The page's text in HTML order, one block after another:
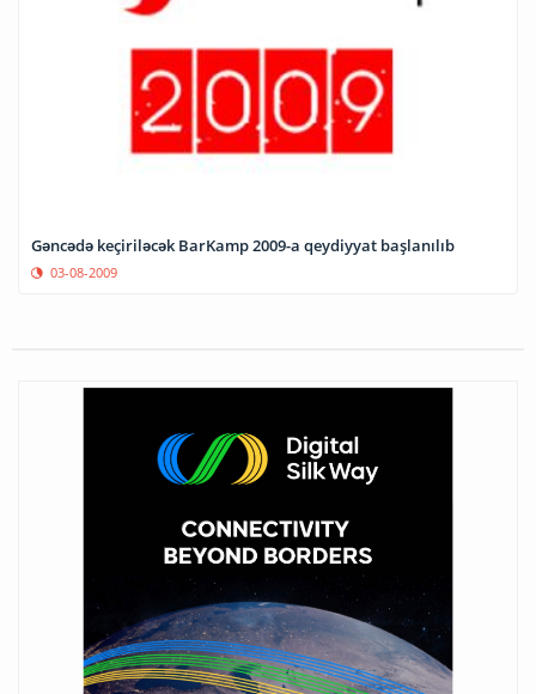
Gəncədə keçiriləcək BarKamp 2009-a qeydiyyat başlanılıb
03-08-2009